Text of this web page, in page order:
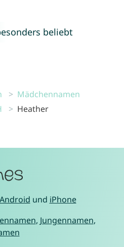
beliebt
Mädchennamen
Heather
Android und iPhone
, Jungennamen,